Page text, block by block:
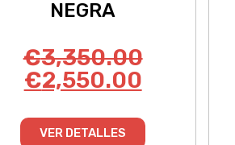
NEGRA
€3,350.00
€2,550.00
VER DETALLES